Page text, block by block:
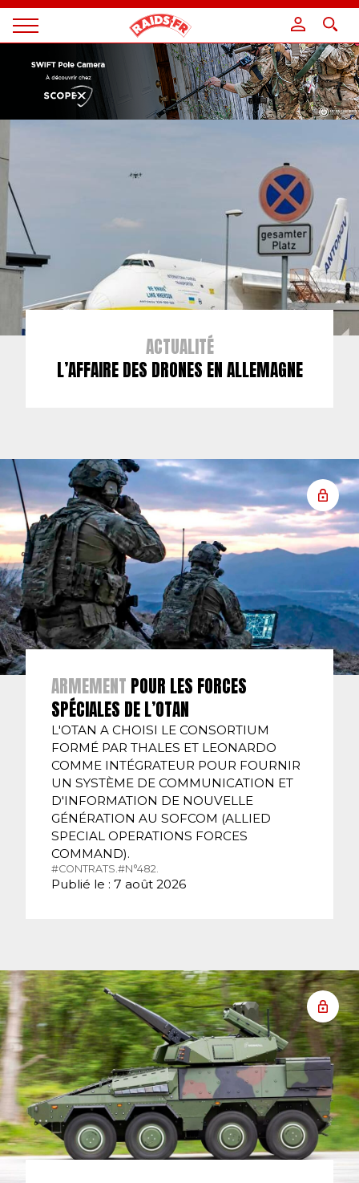
Magazine
ACTUALITÉ
L’AFFAIRE DES DRONES EN ALLEMAGNE
ARMEMENT POUR LES FORCES
SPÉCIALES DE L’OTAN
L'OTAN A CHOISI LE CONSORTIUM
FORMÉ PAR THALES ET LEONARDO
COMME INTÉGRATEUR POUR FOURNIR
UN SYSTÈME DE COMMUNICATION ET
D'INFORMATION DE NOUVELLE
GÉNÉRATION AU SOFCOM (ALLIED
SPECIAL OPERATIONS FORCES
COMMAND).
#CONTRATS. #N°482.
Publié le : 7 août 2026
Panneau de gestion des cookies